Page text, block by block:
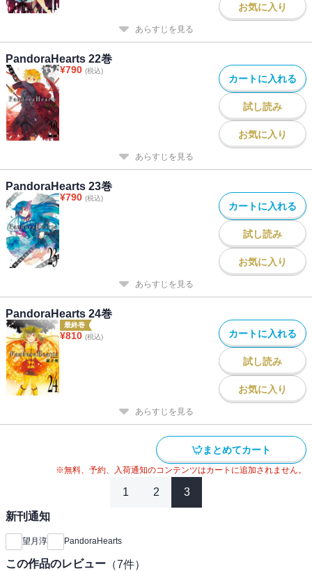
お気に入り
あらすじを見る
PandoraHearts 22巻
¥790 (税込)
カートに入れる
試し読み
お気に入り
あらすじを見る
PandoraHearts 23巻
¥790 (税込)
カートに入れる
試し読み
お気に入り
あらすじを見る
PandoraHearts 24巻
最終巻
¥810 (税込) カートに入れる
試し読み
お気に入り
あらすじを見る
まとめてカート
※無料、予約、入荷通知のコンテンツはカートに追加されません。
1 2 3
新刊通知
望月淳 PandoraHearts
この作品のレビュー （7件）